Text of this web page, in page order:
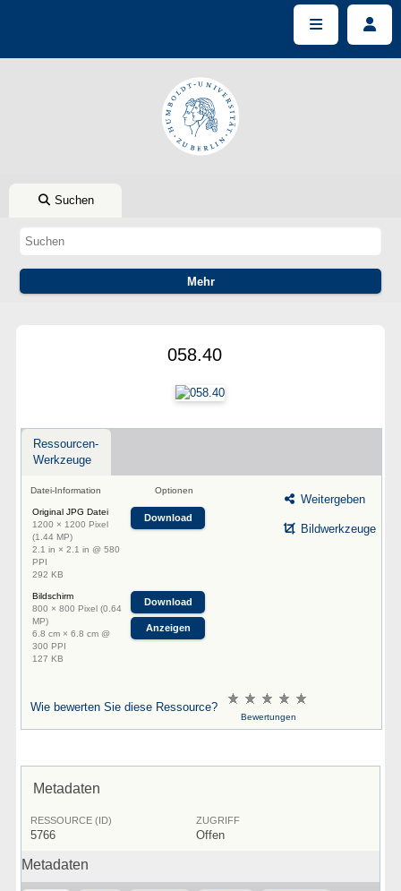
Suchen
058.40
Ressourcen-
Werkzeuge
Datei-Information Optionen
Original JPG Datei
1200 × 1200 Pixel
(1.44 MP)
2.1 in × 2.1 in @ 580
PPI
292 KB
Download
Bildschirm
800 × 800 Pixel (0.64
MP)
6.8 cm × 6.8 cm @
300 PPI
127 KB
Download
Anzeigen
Weitergeben
Bildwerkzeuge
Wie bewerten Sie diese Ressource?
Bewertungen
Metadaten
RESSOURCE (ID)
5766
ZUGRIFF
Offen
Metadaten